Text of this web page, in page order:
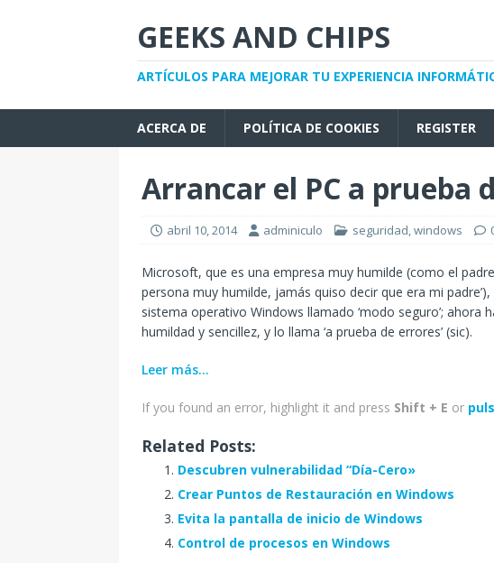
GEEKS AND CHIPS
ARTÍCULOS PARA MEJORAR TU EXPERIENCIA
ACERCA DE POLÍTICA DE COOKIES REGISTER
Arrancar el PC a prueba
abril 10, 2014 adminiculo seguridad,windows
Microsoft, que es una empresa muy humilde (como el
persona muy humilde, jamás quiso decir que era mi
sistema operativo Windows llamado ‘modo seguro’; ahora
humildad y sencillez, y lo llama ‘a prueba de errores’ (sic).
Leer más…
If you found an error, highlight it and press Shift + E or
Related Posts:
Descubren vulnerabilidad “Día-Cero»
Crear Puntos de Restauración en Windows
Evita la pantalla de inicio de Windows
Control de procesos en Windows